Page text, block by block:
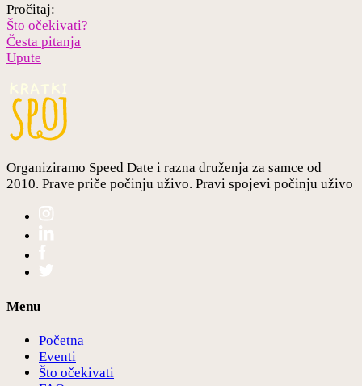
Pročitaj:
Što očekivati?
Česta pitanja
Upute
Organiziramo Speed Date i razna druženja za samce od
2010. Prave priče počinju uživo. Pravi spojevi počinju uživo
Menu
Početna
Eventi
Što očekivati